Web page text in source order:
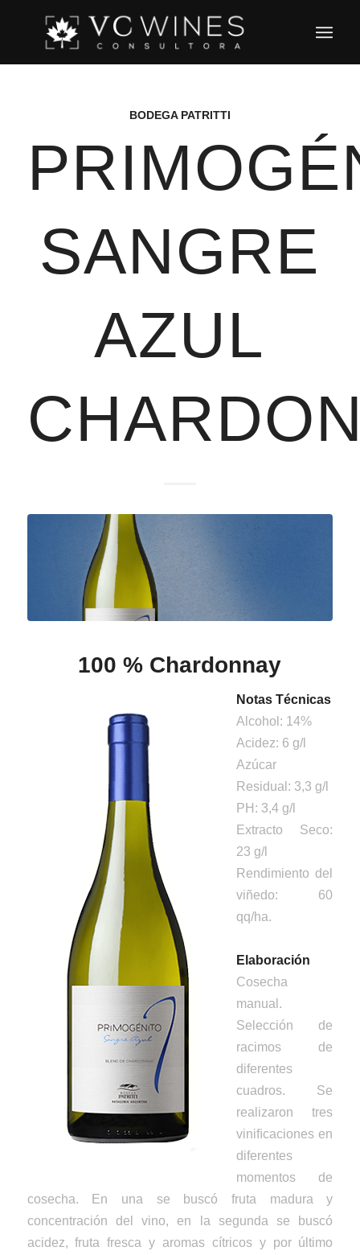
BODEGA PATRITTI
SANGRE
AZUL
100 % Chardonnay
Notas Técnicas
Alcohol: 14%
Acidez: 6 g/l
Azúcar
Residual: 3,3 g/l
PH: 3,4 g/l
Extracto Seco:
23 g/l
Rendimiento del
viñedo: 60
qq/ha.
Elaboración
Cosecha
manual.
Selección de
racimos de
diferentes
cuadros. Se
realizaron tres
viniﬁcaciones en
diferentes
momentos de
cosecha. En una se buscó fruta madura y
concentración del vino, en la segunda se buscó
acidez, fruta fresca y aromas cítricos y por último